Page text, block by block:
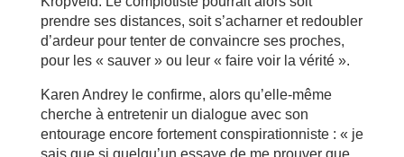
prendre ses distances, soit s’acharner et redoubler
d’ardeur pour tenter de convaincre ses proches,
pour les « sauver » ou leur « faire voir la vérité ».
Karen Andrey le confirme, alors qu’elle-même
cherche à entretenir un dialogue avec son
entourage encore fortement conspirationniste : « je
sais que si quelqu’un essaye de me prouver que